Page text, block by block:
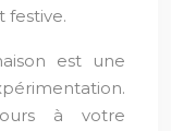
festive.
est une
à votre